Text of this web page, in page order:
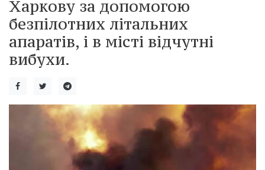
Харкову за допомогою
безпілотних літальних
апаратів, і в місті відчутні
вибухи.